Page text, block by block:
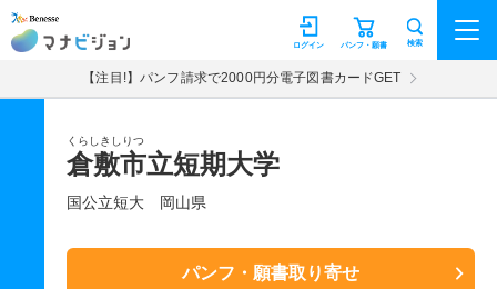
マナビジョン パンフ・願書
ログイン 検索
【注目!】パンフ請求で2000円分電子図書カードGET
くらしきしりつ
倉敷市立短期大学
国公立短大 岡山県
パンフ・願書取り寄せ